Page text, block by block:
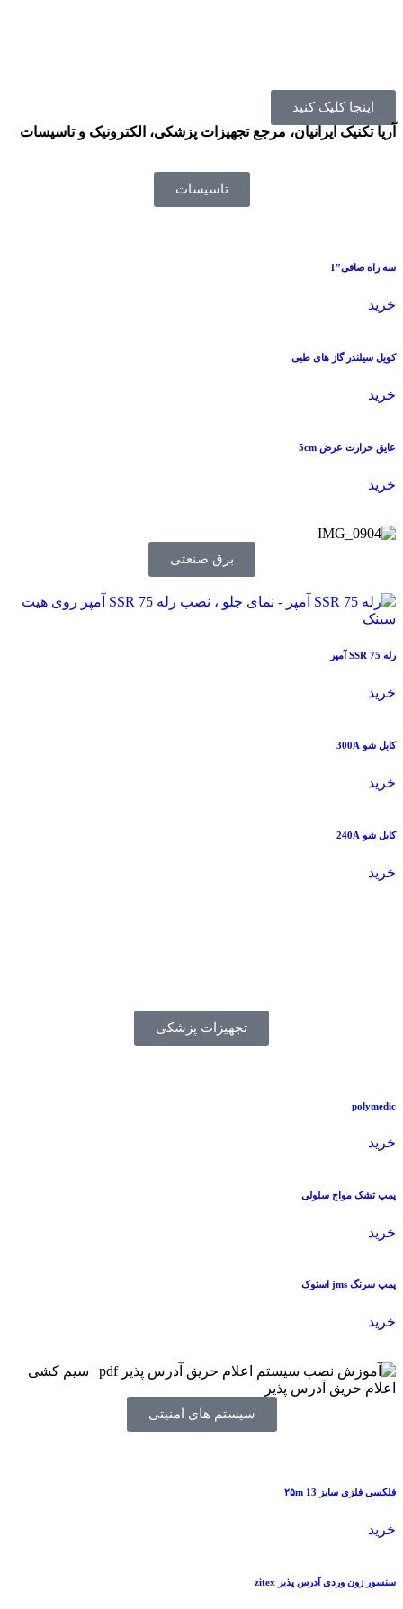
اینجا کلیک کنید
آریا تکنیک ایرانیان، مرجع تجهیزات پزشکی، الکترونیک و تاسیسات
تاسیسات
سه راه صافی”1
خرید
کویل سیلندر گاز های طبی
خرید
عایق حرارت عرض 5cm
خرید
برق صنعتی
رله SSR 75 آمپر
خرید
کابل شو 300A
خرید
کابل شو 240A
خرید
تجهیزات پزشکی
polymedic
خرید
پمپ تشک مواج سلولی
خرید
پمپ سرنگ jms استوک
خرید
سیستم های امنیتی
فلکسی فلزی سایز 13 ۲۵m
خرید
سنسور زون وردی آدرس پذیر zitex